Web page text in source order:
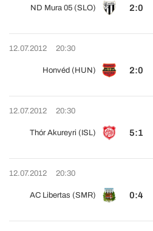
ND Mura 05 (SLO) 2:0
12.07.2012 20:30
Honvéd (HUN) 2:0
12.07.2012 20:30
Thór Akureyri (ISL) 5:1
12.07.2012 20:30
AC Libertas (SMR) 0:4